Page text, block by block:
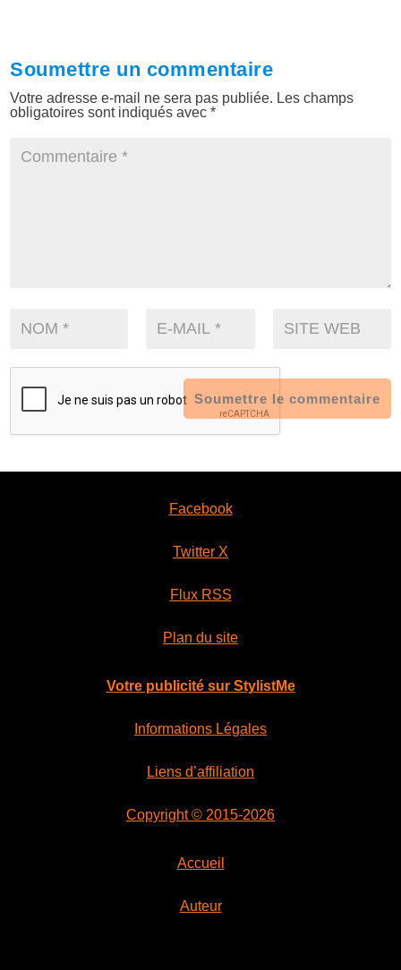
Soumettre un commentaire
Votre adresse e-mail ne sera pas publiée. Les champs
obligatoires sont indiqués avec*
Soumettre le commentaire
Facebook
Twitter X
Flux RSS
Plan du site
Votre publicité sur StylistMe
Informations Légales
Liens d’affiliation
Copyright © 2015-2026
Accueil
Auteur